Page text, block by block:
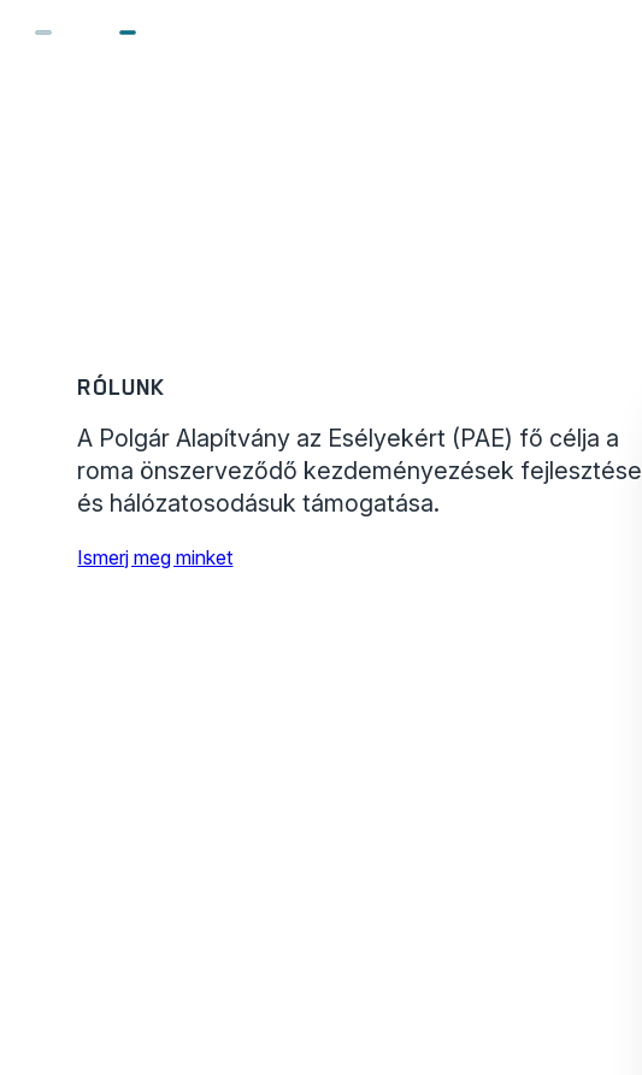
RÓLUNK
A Polgár Alapítvány az Esélyekért (PAE) fő célja a
roma önszerveződő kezdeményezések fejlesztése
és hálózatosodásuk támogatása.
Ismerj meg minket